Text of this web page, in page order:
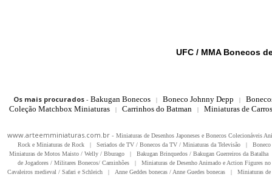
UFC / MMA Bonecos
Os mais procurados- Bakugan Bonecos | Boneco Johnny Depp |
Coleção Matchbox Miniaturas
| Carrinhos do Batman | Miniaturas de
www.arteemminiaturas.com.br - Miniaturas de Desenhos Japoneses e Bonecos Colecionáveis
Rock e Miniaturas de Rock
| Seriados de TV / Bonecos da TV / Miniaturas da Televisão |
Miniaturas de Motos Maisto / Welly / Bburago
| Bakugan Brinquedos / Bakugan Guerreiros da Batalha
de Jogadores / Militares Bonecos/ Caminhões
|
Miniaturas de Desenho Animado e Action Figures
Cavaleiros medieval / Safari e Schleich
| Anne Geddes bonecas / Anne Guedes bonecas |
Miniaturas